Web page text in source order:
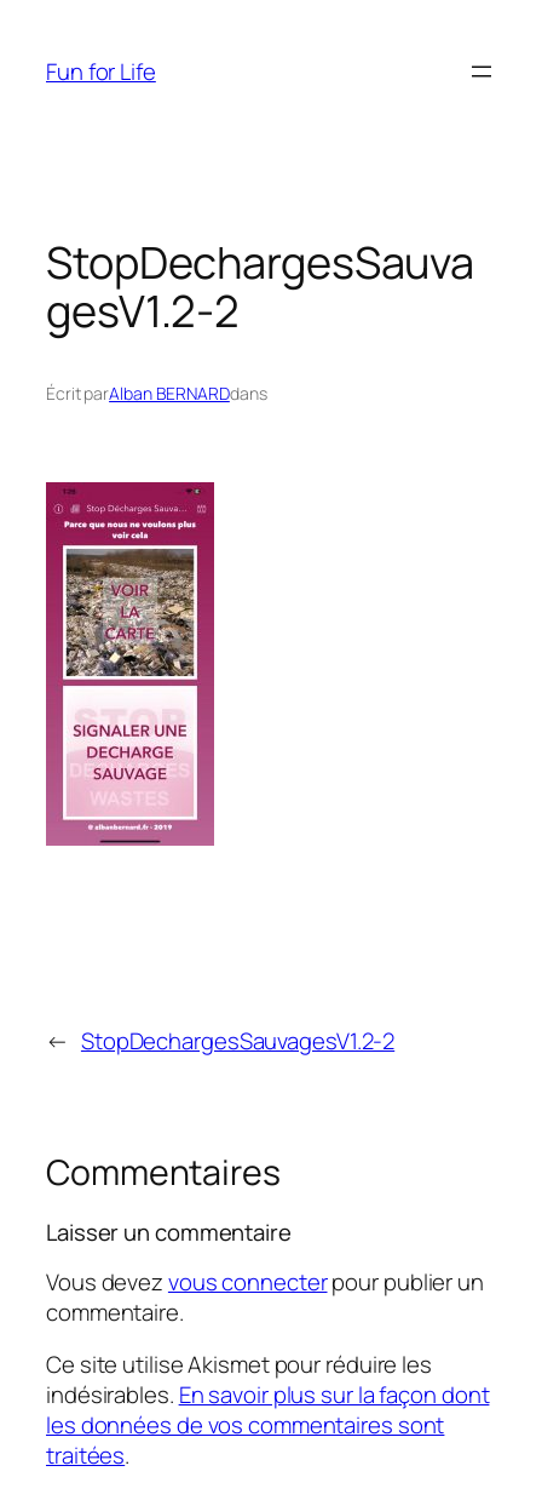
contenu
Fun for Life
StopDechargesSauva
gesV1.2-2
Écrit parAlban BERNARDdans
← StopDechargesSauvagesV1.2-2
Commentaires
Laisser un commentaire
Vous devezvous connecterpour publier un
commentaire.
Ce site utilise Akismet pour réduire les
indésirables. En savoir plus sur la façon dont
les données de vos commentaires sont
traitées.